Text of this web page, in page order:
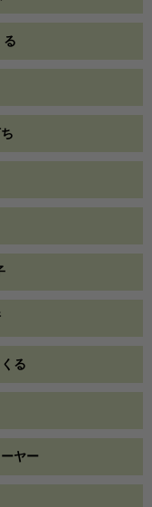
る
る
ヤー